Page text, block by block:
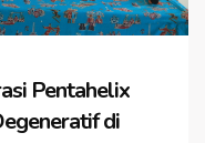
Pentahelix
di